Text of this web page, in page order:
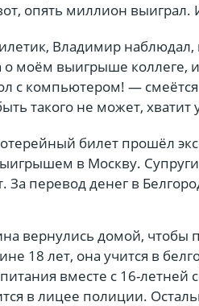
опять миллион выиграл.
Владимир
моём выигрыше коллеге, и
с компьютером! —
такого не может,
билет прошёл
в Москву.
За перевод денег в
вернулись домой, чтобы
18 лет, она учится в
вместе с 16-летней
в лицее полиции.